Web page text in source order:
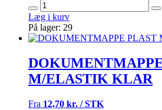
Læg i kurv
På lager: 29
M/ELASTIK KLAR
Fra 12,70 kr. / STK